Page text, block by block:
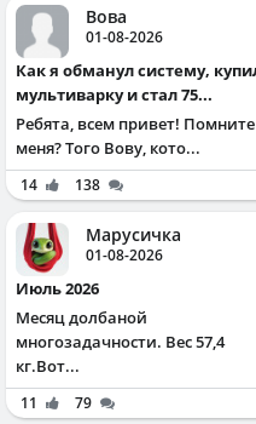
Вова
01-08-2026
Как я обманул систему, купил
мультиварку и стал 75...
Ребята, всем привет! Помните
меня? Того Вову, кото...
14 138
Марусичка
01-08-2026
Июль 2026
Месяц долбаной
многозадачности. Вес 57,4
кг.Вот...
11 79